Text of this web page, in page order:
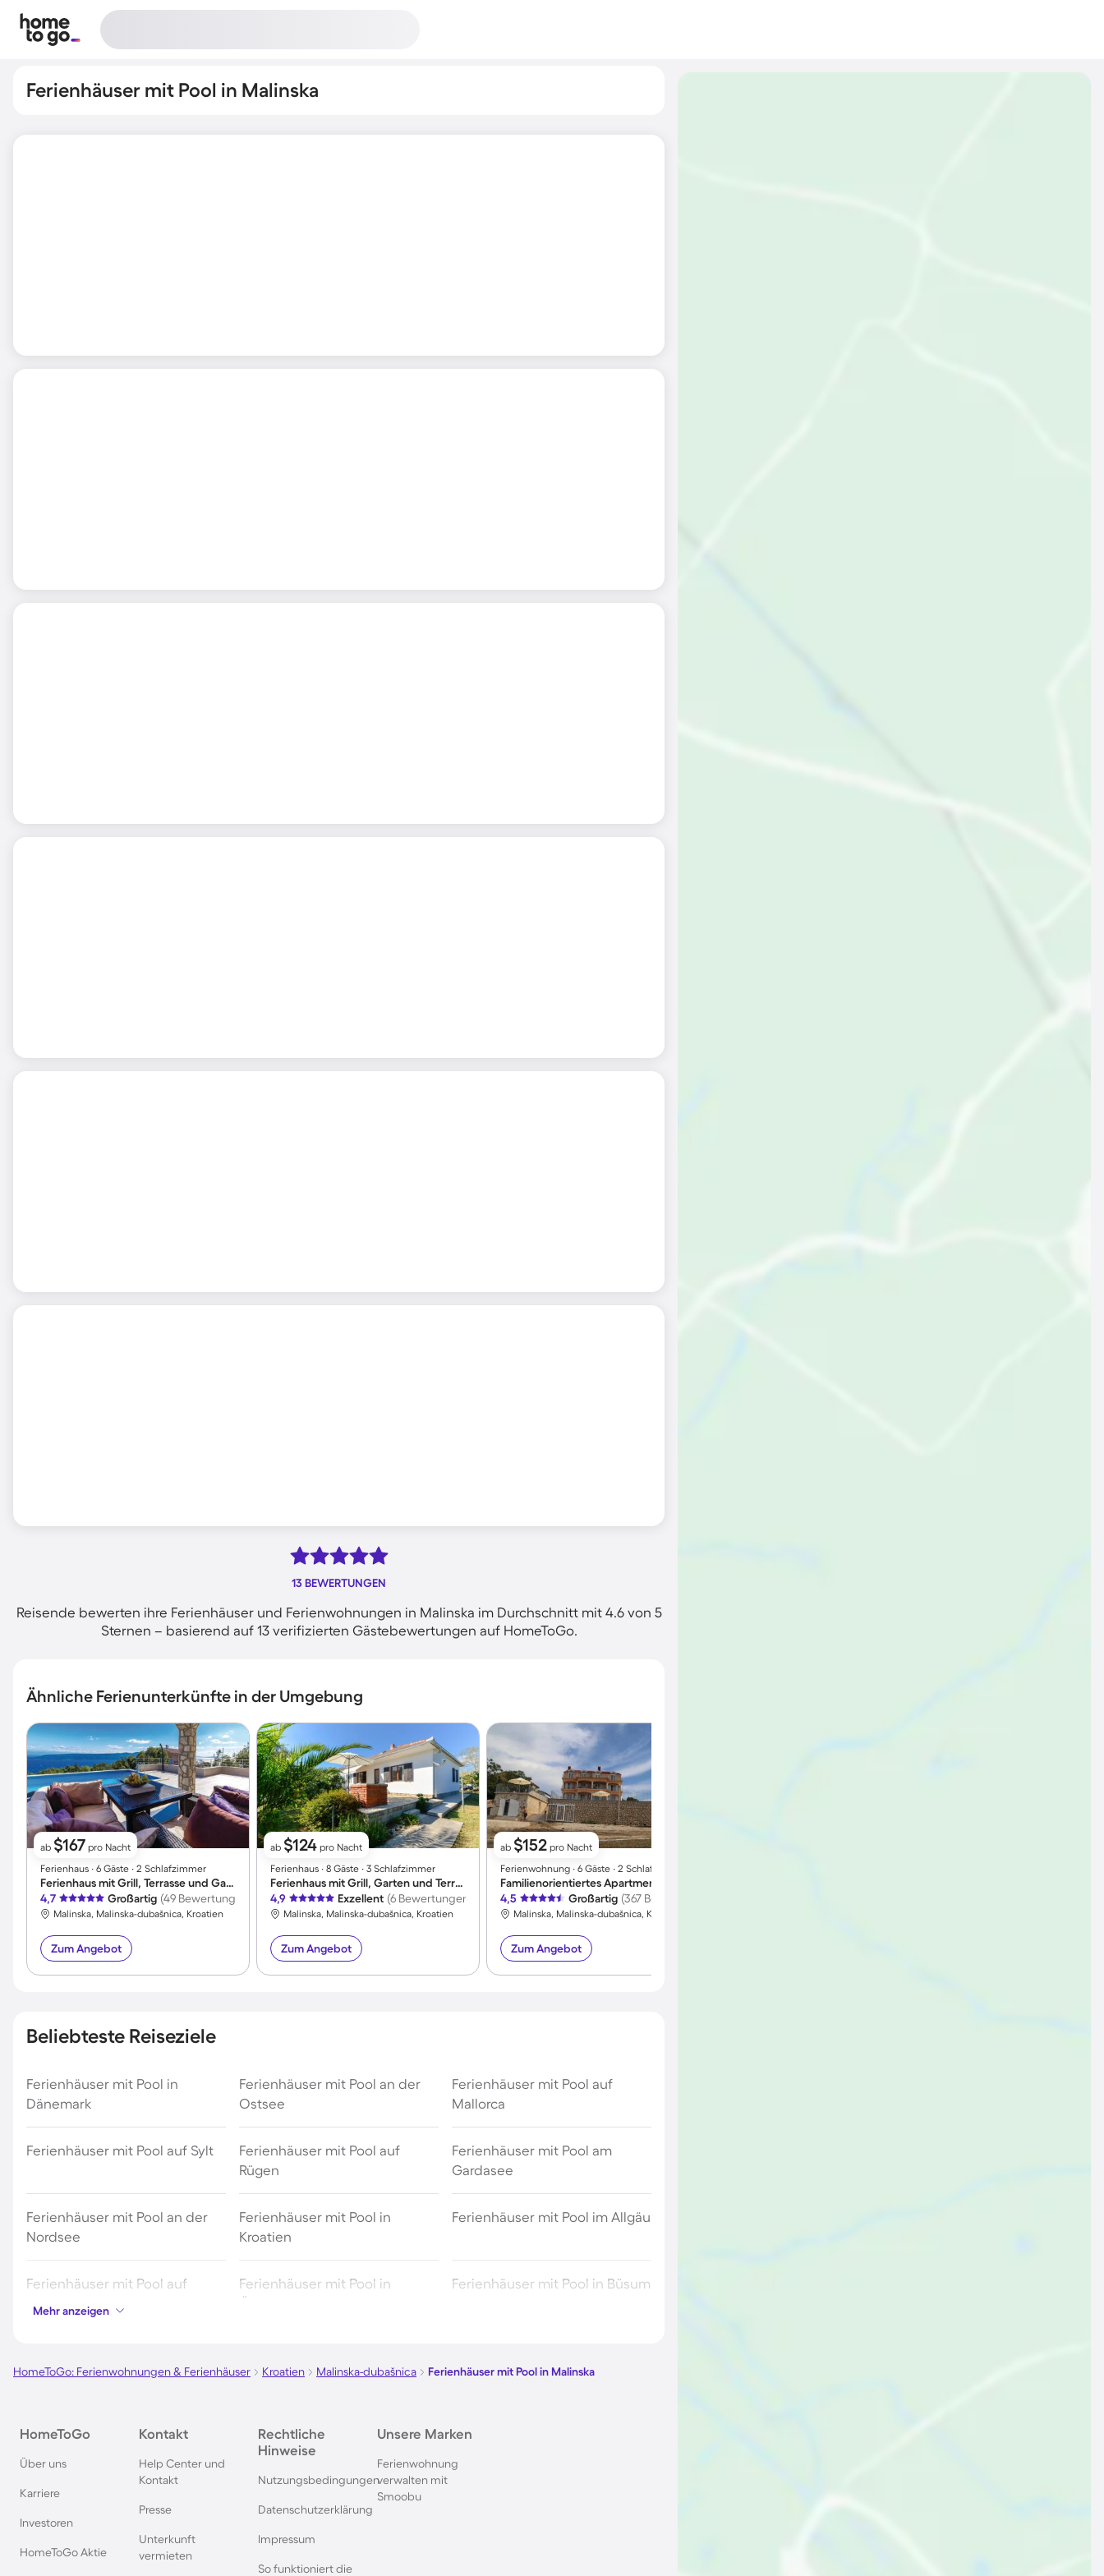
Ferienhäuser mit Pool in Malinska
13 BEWERTUNGEN
Reisende bewerten ihre Ferienhäuser und Ferienwohnungen in Malinska im Durchschnitt mit 4.6 von 5
Sternen – basierend auf 13 verifizierten Gästebewertungen auf HomeToGo.
Ähnliche Ferienunterkünfte in der Umgebung
ab $167 pro Nacht
Ferienhaus ∙ 6 Gäste ∙ 2 Schlafzimmer
Ferienhaus mit Grill, Terrasse und Garten | Bergblick
4,7
Großartig (49 Bewertungen)
Malinska, Malinska-dubašnica, Kroatien
Zum Angebot
ab $124 pro Nacht
Ferienhaus ∙ 8 Gäste ∙ 3 Schlafzimmer
Ferienhaus mit Grill, Garten und Terrasse | Seeblick
4,9
Exzellent (6 Bewertungen)
Malinska, Malinska-dubašnica, Kroatien
Zum Angebot
ab $152 pro Nacht
Ferienwohnung ∙ 6 Gäste ∙ 2 Schlafzimmer
4,5
Großartig (367 Bewertungen)
Malinska, Malinska-dubašnica, Kroatien
Zum Angebot
Beliebteste Reiseziele
Ferienhäuser mit Pool in
Dänemark
Ferienhäuser mit Pool an der
Ostsee
Ferienhäuser mit Pool auf
Mallorca
Ferienhäuser mit Pool auf Sylt
Ferienhäuser mit Pool auf
Rügen
Ferienhäuser mit Pool am
Gardasee
Ferienhäuser mit Pool an der
Nordsee
Ferienhäuser mit Pool in
Kroatien
Ferienhäuser mit Pool im Allgäu
Ferienhäuser mit Pool auf
Fehmarn
Ferienhäuser mit Pool in
Ferienhäuser mit Pool in Büsum
Norddeich
Comer See
Schwarzwald
Oberstdorf
Ferienhäuser mit Pool in
Ferienhäuser mit Pool in Italien
Ferienhäuser mit Pool in
Ferienhäuser mit Pool in
Travemünde
Mehr anzeigen
HomeToGo: Ferienwohnungen & Ferienhäuser Kroatien Malinska-dubašnica Ferienhäuser mit Pool in Malinska
HomeToGo
Über uns
Karriere
Investoren
HomeToGo Aktie
Kontakt
Help Center und
Kontakt
Presse
Unterkunft
vermieten
Rechtliche
Hinweise
Nutzungsbedingungen
Datenschutzerklärung
Impressum
So funktioniert die
Unsere Marken
Ferienwohnung
verwalten mit
Smoobu